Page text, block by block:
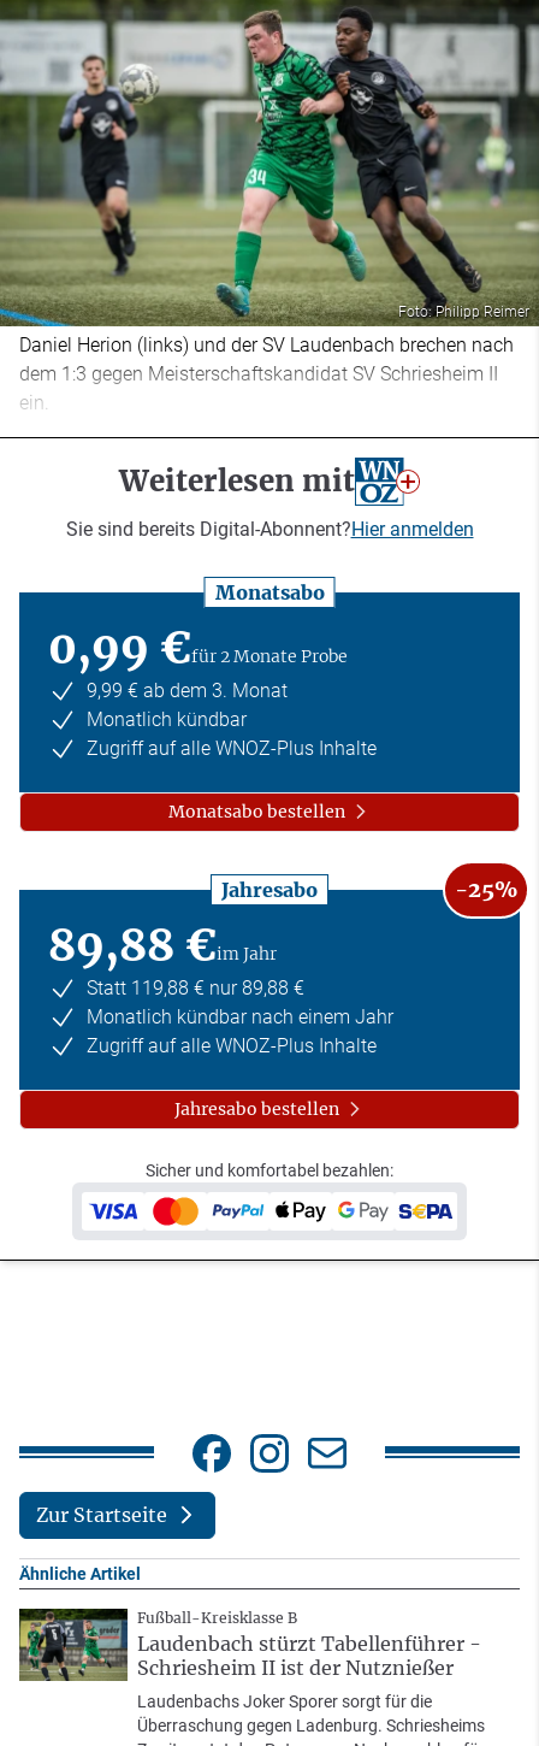
Foto: Philipp Reimer
Daniel Herion (links) und der SV Laudenbach brechen nach
dem 1:3 gegen Meisterschaftskandidat SV Schriesheim II
ein.
Weiterlesen mit
Sie sind bereits Digital-Abonnent?Hier anmelden
Monatsabo
0,99 €für 2 Monate Probe
9,99 € ab dem 3. Monat
Monatlich kündbar
Zugriff auf alle WNOZ-Plus Inhalte
Monatsabo bestellen
Jahresabo -25%
89,88 €im Jahr
Statt 119,88 € nur 89,88 €
Monatlich kündbar nach einem Jahr
Zugriff auf alle WNOZ-Plus Inhalte
Jahresabo bestellen
Sicher und komfortabel bezahlen:
Zur Startseite
Ähnliche Artikel
Fußball-Kreisklasse B
Laudenbach stürzt Tabellenführer -
Schriesheim II ist der Nutznießer
Laudenbachs Joker Sporer sorgt für die
Überraschung gegen Ladenburg. Schriesheims